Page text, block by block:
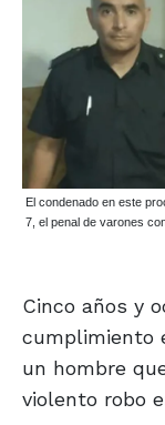
El condenado en este
7, el penal de varones
Cinco años y
cumplimiento
un hombre
violento robo